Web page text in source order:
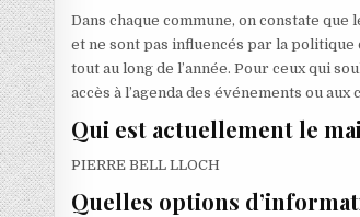
Dans chaque commune, on constate
et ne sont pas influencés par la
tout au long de l’année. Pour ceux qui
accès à l’agenda des événements ou
Qui est actuellement le
PIERRE BELL LLOCH
Quelles options